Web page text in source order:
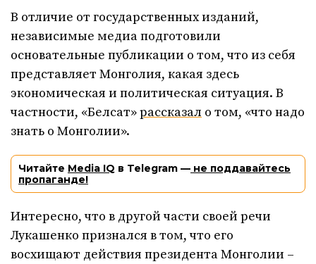
В отличие от государственных изданий,
независимые медиа подготовили
основательные публикации о том, что из себя
представляет Монголия, какая здесь
экономическая и политическая ситуация. В
частности, «Белсат»рассказал о том, «что надо
знать о Монголии».
Читайте Media IQ в Telegram — не поддавайтесь
пропаганде!
Интересно, что в другой части своей речи
Лукашенко признался в том, что его
восхищают действия президента Монголии –